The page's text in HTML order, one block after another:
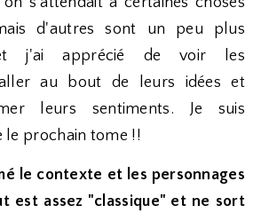
d'autres sont un peu plus
et j'ai apprécié de voir les
aller au bout de leurs idées et
leurs sentiments. Je suis
le prochain tome !!
le contexte et les personnages
est assez "classique" et ne sort